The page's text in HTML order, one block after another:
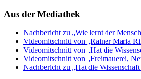
Aus der Mediathek
Nachbericht zu „Wie lernt der
Videomitschnitt von „Rainer Maria
Videomitschnitt von „Hat die
Videomitschnitt von „Freimauerei,
Nachbericht zu „Hat die